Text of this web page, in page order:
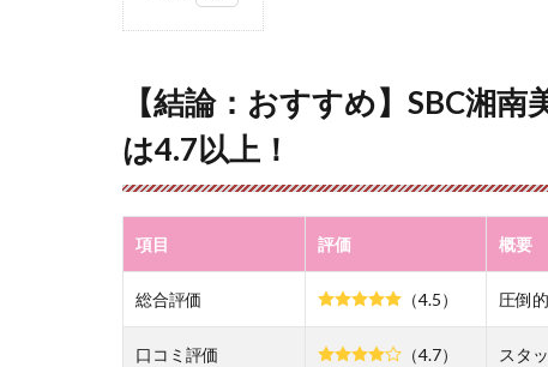
おす
め】
クリ
ニッ
ク那
覇院
の総
【結論：おすすめ】SBC湘
は4.7以上！
項目 評価 概要
総合評価 （4.5） 圧倒
口コミ評価 （4.7） スタ